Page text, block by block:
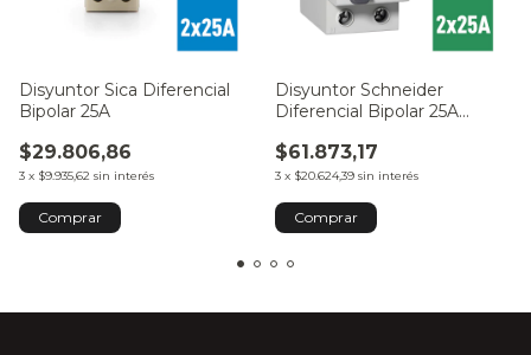
Disyuntor Sica Diferencial
Bipolar 25A
$29.806,86
3 x $9.935,62 sin interés
Disyuntor Schneider
Diferencial Bipolar 25A
$61.873,17
3 x $20.624,39 sin interés